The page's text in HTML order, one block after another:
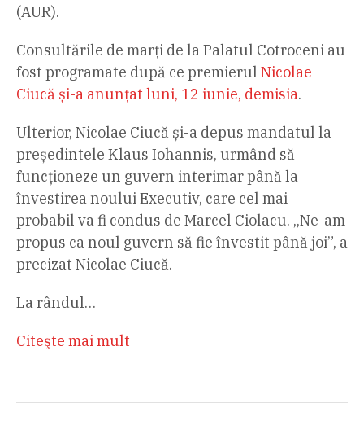
(AUR).
Consultările de marți de la Palatul Cotroceni au
fost programate după ce premierul Nicolae
Ciucă și-a anunțat luni, 12 iunie, demisia.
Ulterior, Nicolae Ciucă și-a depus mandatul la
președintele Klaus Iohannis, urmând să
funcționeze un guvern interimar până la
învestirea noului Executiv, care cel mai
probabil va fi condus de Marcel Ciolacu. „Ne-am
propus ca noul guvern să fie învestit până joi”, a
precizat Nicolae Ciucă.
La rândul…
Citeşte mai mult